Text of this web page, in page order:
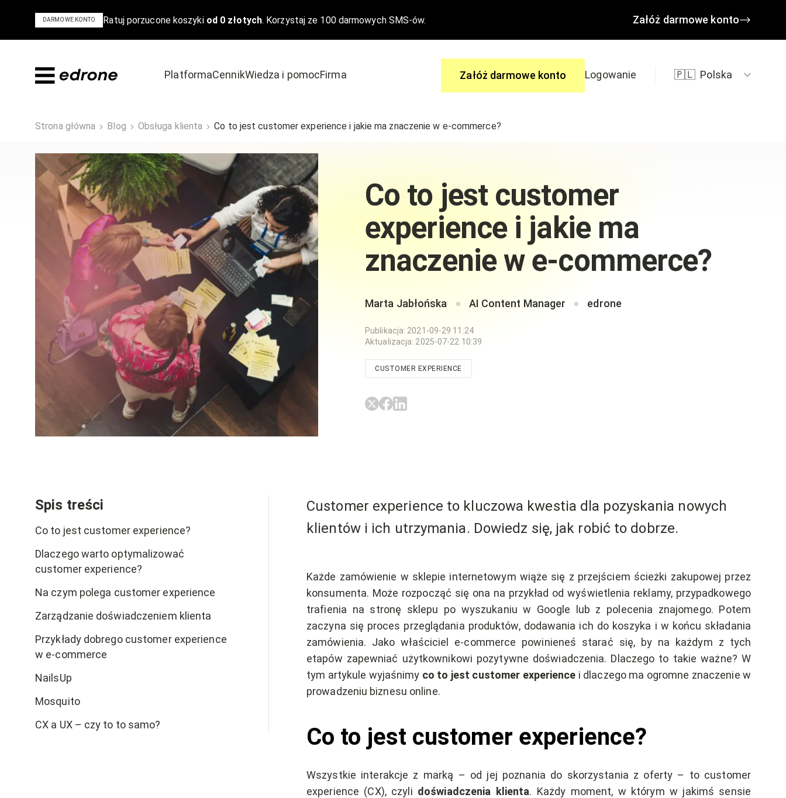
DARMOWE KONTO Ratuj porzucone koszyki od 0 złotych. Korzystaj ze 100 darmowych SMS-ów. Załóż darmowe konto
PlatformaCennikWiedza i pomoc
Blog
Poradniki i ebooki
Podcast
Szkolenia i wydarzenia
Case Study
Nasze funkcjonalności
Firma Załóż darmowe konto Logowanie 🇵🇱 Polska
Strona główna Blog Obsługa klienta Co to jest customer experience i jakie ma znaczenie w e-commerce?
Co to jest customer
experience i jakie ma
znaczenie w e-commerce?
Marta Jabłońska AI Content Manager edrone
Publikacja: 2021-09-29 11:24
Aktualizacja: 2025-07-22 10:39
CUSTOMER EXPERIENCE
Spis treści
Co to jest customer experience?
Dlaczego warto optymalizować
customer experience?
Na czym polega customer experience
Zarządzanie doświadczeniem klienta
Przykłady dobrego customer experience
w e-commerce
NailsUp
Mosquito
CX a UX – czy to to samo?
Customer experience to kluczowa kwestia dla pozyskania nowych
klientów i ich utrzymania. Dowiedz się, jak robić to dobrze.
Każde zamówienie w sklepie internetowym wiąże się z przejściem ścieżki zakupowej przez
konsumenta. Może rozpocząć się ona na przykład od wyświetlenia reklamy, przypadkowego
trafienia na stronę sklepu po wyszukaniu w Google lub z polecenia znajomego. Potem
zaczyna się proces przeglądania produktów, dodawania ich do koszyka i w końcu składania
zamówienia. Jako właściciel e-commerce powinieneś starać się, by na każdym z tych
etapów zapewniać użytkownikowi pozytywne doświadczenia. Dlaczego to takie ważne? W
tym artykule wyjaśnimy co to jest customer experience i dlaczego ma ogromne znaczenie w
prowadzeniu biznesu online.
Co to jest customer experience?
Wszystkie interakcje z marką – od jej poznania do skorzystania z oferty – to customer
experience (CX), czyli doświadczenia klienta. Każdy moment, w którym w jakimś sensie